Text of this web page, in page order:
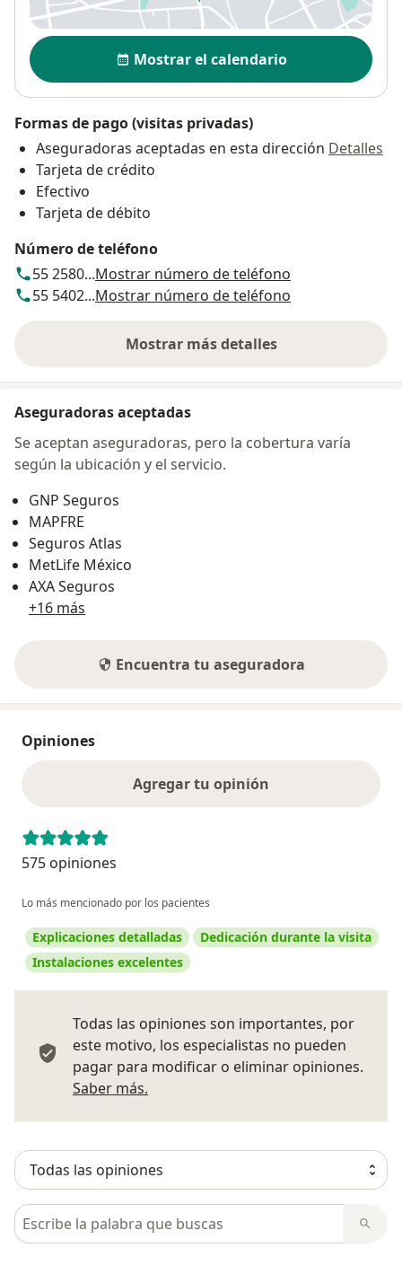
Disponibilidad
Mostrar el calendario
Formas de pago (visitas privadas)
Aseguradoras aceptadas en esta dirección Detalles
Tarjeta de crédito
Efectivo
Tarjeta de débito
Número de teléfono
55 2580...Mostrar número de teléfono
55 5402...Mostrar número de teléfono
Mostrar más detalles
sobre la dirección
Aseguradoras aceptadas
Se aceptan aseguradoras, pero la cobertura varía
según la ubicación y el servicio.
GNP Seguros
MAPFRE
Seguros Atlas
MetLife México
AXA Seguros
+16 más
Encuentra tu aseguradora
Opiniones
Agregar tu opinión
575 opiniones
Lo más mencionado por los pacientes
Explicaciones detalladas
Dedicación durante la visita
Instalaciones excelentes
Todas las opiniones son importantes, por
este motivo, los especialistas no pueden
pagar para modificar o eliminar opiniones.
Saber más.
Busca en opiniones